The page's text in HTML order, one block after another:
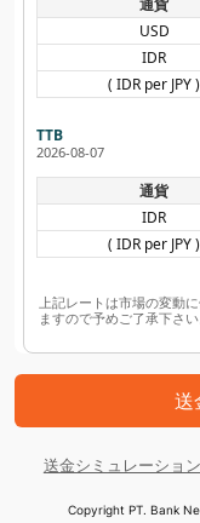
通貨
USD
IDR
( IDR per JPY )
TTB
2026-08-07
通貨
IDR
( IDR per JPY )
上記レートは市場の変動
ますので予めご了承下さい
送
送金シミュレーション
Copyright PT. Bank